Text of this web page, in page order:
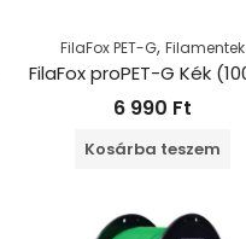
FilaFox PET-G, Filamentek
6 990 Ft
Kosárba teszem